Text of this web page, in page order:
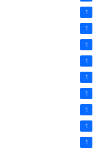
1
1
1
1
1
1
1
1
1